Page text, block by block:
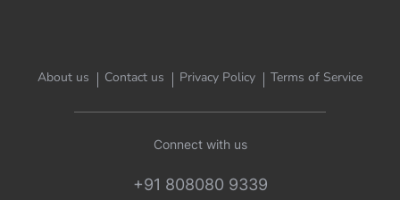
About us Contact us Privacy Policy Terms of Service
Connect with us
+91 808080 9339